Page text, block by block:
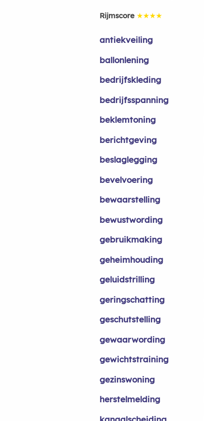
Rijmscore ★★★★
antiekveiling
ballonlening
bedrijfskleding
bedrijfsspanning
beklemtoning
berichtgeving
beslaglegging
bevelvoering
bewaarstelling
bewustwording
gebruikmaking
geheimhouding
geluidstrilling
geringschatting
geschutstelling
gewaarwording
gewichtstraining
gezinswoning
herstelmelding